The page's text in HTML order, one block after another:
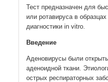
Тест предназначен для
или ротавируса в
диагностики in vitro.
Введение
Аденовирусы были
аденоидной ткани.
острых респираторных